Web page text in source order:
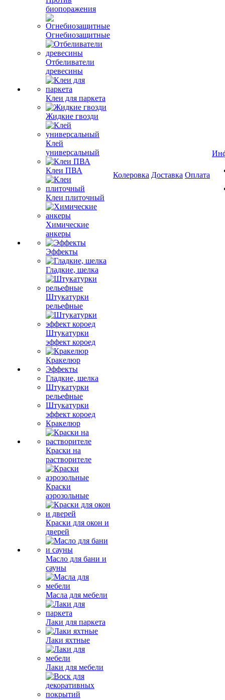
биопоражения
Огнебиозащитные
Отбеливатели
древесины
Клеи для паркета
Жидкие гвозди
Клей
универсальный
Клеи ПВА
Клеи плиточный
Химические
анкеры
Эффекты
Гладкие, шелка
Штукатурки
рельефные
Штукатурки
эффект короед
Кракелюр
Эффекты
Гладкие, шелка
Штукатурки
рельефные
Штукатурки
эффект короед
Кракелюр
Краски на
растворителе
Краски
аэрозольные
Краски для окон и
дверей
Масло для бани и
сауны
Масла для мебели
Лаки для паркета
Лаки яхтные
Лаки для мебели
Колеровка Доставка Оплата